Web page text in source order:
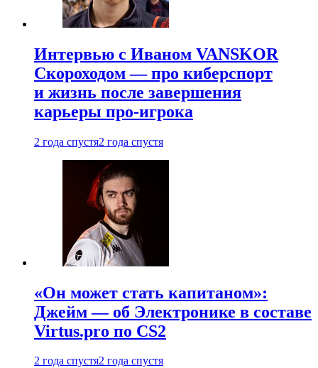
Интервью с Иваном VANSKOR
Скороходом — про киберспорт
и жизнь после завершения
карьеры про-игрока
2 года спустя2 года спустя
«Он может стать капитаном»:
Джейм — об Электронике в составе
Virtus.pro по CS2
2 года спустя2 года спустя